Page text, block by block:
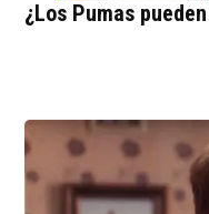
¿Los Pumas